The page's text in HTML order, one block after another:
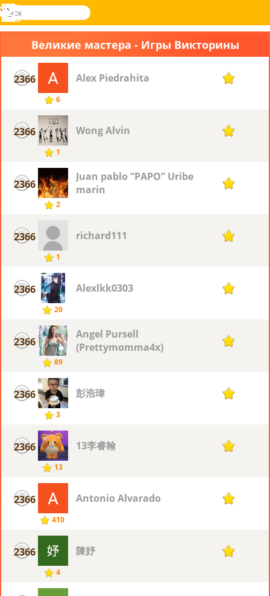
Novel
поиск
Вход
Меню
Великие мастера - Игры Викторины
2366
6
Alex Piedrahita 1
2366
1
Wong Alvin 1
2366
2
Juan pablo “PAPO” Uribe
marin
1
2366
1
richard111 1
2366
20
Alexlkk0303 1
2366
89
Angel Pursell
(Prettymomma4x)
1
2366
3
彭浩瑋 1
2366
13
13李睿翰 1
2366
410
Antonio Alvarado 1
2366
4
陳妤 1